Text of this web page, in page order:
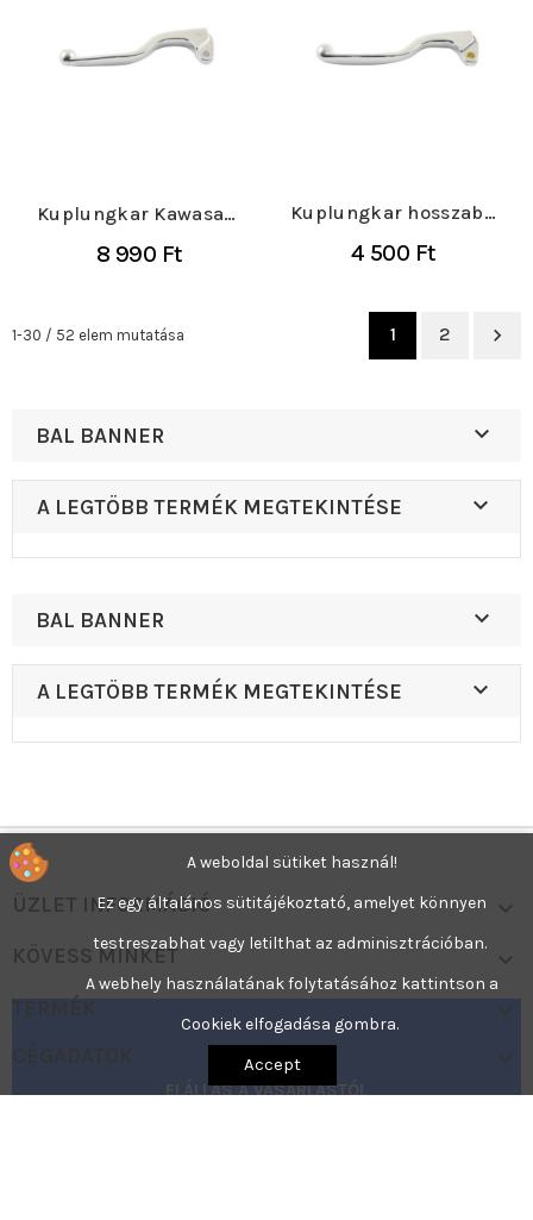
Kuplungkar Kawasaki
65,...
8 990 Ft
Kuplungkar hosszabb
1994-,...
4 500 Ft
1-30 / 52 elem mutatása 1 2 
BAL BANNER 
A LEGTÖBB TERMÉK MEGTEKINTÉSE 
BAL BANNER 
A LEGTÖBB TERMÉK MEGTEKINTÉSE 
ÜZLET INFORMÁCIÓ 
KÖVESS MINKET 
A weboldal sütiket használ!
Ez egy általános sütitájékoztató, amelyet könnyen
testreszabhat vagy letilthat az adminisztrációban.
A webhely használatának folytatásához kattintson a
Cookiek elfogadása gombra.
Accept
ELÁLLÁS A VÁSÁRLÁSTÓL